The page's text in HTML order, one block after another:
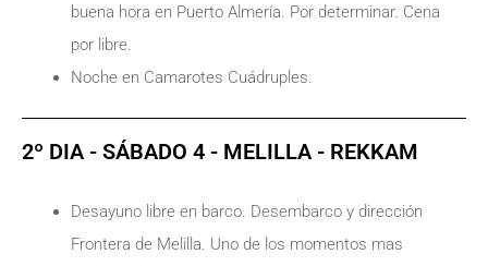
buena hora en Puerto Almería. Por determinar. Cena
por libre.
Noche en Camarotes Cuádruples.
2º DIA - SÁBADO 4 - MELILLA - REKKAM
Desayuno libre en barco. Desembarco y dirección
Frontera de Melilla. Uno de los momentos mas